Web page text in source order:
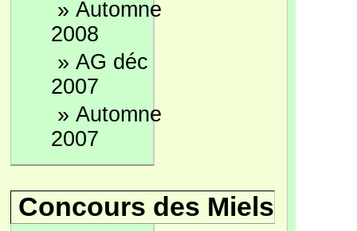
» Automne
2008
» AG déc
2007
» Automne
2007
Concours des Miels